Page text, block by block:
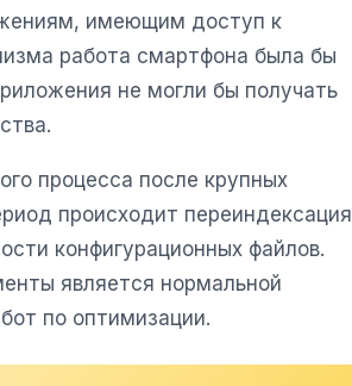
имеющим доступ к
работа смартфона была бы
не могли бы получать
процесса после крупных
происходит переиндексация
конфигурационных файлов.
является нормальной
по оптимизации.